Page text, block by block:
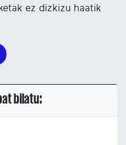
ez dizkizu haatik
bilatu: